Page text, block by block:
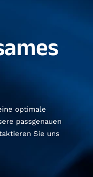
optimale
passgenauen
Sie uns